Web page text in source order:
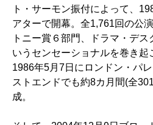
ト・サーモン振付によって、
アターで開幕。全1,761回の公
トニー賞６部門、ドラマ・デ
いうセンセーショナルを巻き起
1986年5月7日にロンドン・パ
ストエンドでも約8カ月間(全
成。